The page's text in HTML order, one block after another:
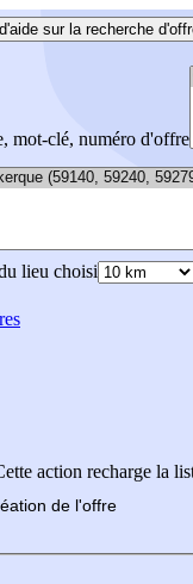
sur la recherche
mot-clé, numéro d'offre
lieu choisi
action recharge la
de l'offre